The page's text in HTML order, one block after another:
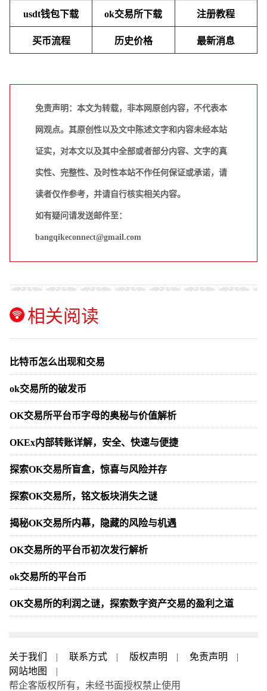
usdt钱包下载 ok交易所下载 注册教程
买币流程 历史价格 最新消息
免责声明：本文为转载，非本网原创内容，不代表本
网观点。其原创性以及文中陈述文字和内容未经本站
证实，对本文以及其中全部或者部分内容、文字的真
实性、完整性、及时性本站不作任何保证或承诺，请
读者仅作参考，并请自行核实相关内容。
如有疑问请发送邮件至：
bangqikeconnect@gmail.com
相关阅读
比特币怎么出现和交易
ok交易所的破发币
OK交易所平台币字母的奥秘与价值解析
OKEx内部转账详解，安全、快速与便捷
探索OK交易所盲盒，惊喜与风险并存
探索OK交易所，铭文板块消失之谜
揭秘OK交易所内幕，隐藏的风险与机遇
OK交易所的平台币初次发行解析
ok交易所的平台币
OK交易所的利润之谜，探索数字资产交易的盈利之道
关于我们 | 联系方式 | 版权声明 | 免责声明
|
网站地图
|
帮企客版权所有，未经书面授权禁止使用